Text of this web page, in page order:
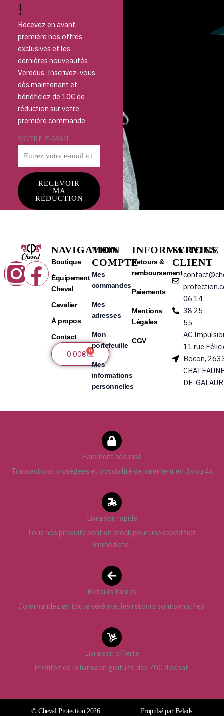
!
Recevez en avant-
première nos offres
exclusives et les
dernières nouveautés
Veredus. Inscrivez-vous
dès maintenant et
bénéficiez de 10€ de
réduction sur votre
première commande.
VOTRE E-MAIL
RECEVOIR
MA
RÉDUCTION
Instagram
Facebook
NAVIGATION
Boutique
Équipement
Cheval
Cavalier
À propos
Contact
0.00€ 0
Panier
MON
COMPTE
Mes
commandes
Mes
adresses
Mon
portefeuille
Mes
informations
personnelles
INFORMATIONS
Retours &
remboursement
Paiements
Mentions
Légales
CGV
SERVICE
CLIENT
06 14
38 25
55
AC
11 rue
Bocon,
DE-
Paiement sécurisé
Transactions protégées et possibilité de paiement en 3x ou 4x
Livraison rapide
Tous nos produits sont en stock pour une expédition
immédiate.
Retours faciles
Commandez en toute sérénité, les retours sont simplifiés.
Livraison offerte
Profitez de la livraison gratuite dès 70€ d’achat.
© Cheval Protection 2026 Propulsé par Belads